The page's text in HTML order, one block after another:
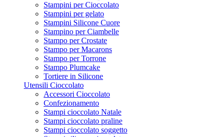
Stampini per Cioccolato
Stampini per gelato
Stampini Silicone Cuore
Stampino per Ciambelle
Stampo per Crostate
Stampo per Macarons
Stampo per Torrone
Stampo Plumcake
Tortiere in Silicone
Utensili Cioccolato
Accessori Cioccolato
Confezionamento
Stampi cioccolato Natale
Stampi cioccolato praline
Stampi cioccolato soggetto